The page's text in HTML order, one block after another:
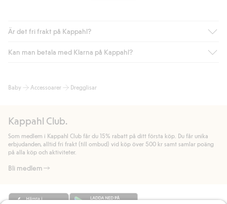
Är det fri frakt på Kappahl?
Är du medlem i Kappahl Club har du alltid gratis frakt till butik
automatik efter du loggat in och identifierats som medlem.
handlar för.
Läs mer
Kan man betala med Klarna på Kappahl?
bland annat faktura och swish men även andra betalningssätt.
allmänna villkor.
Läs mer
Baby Accessoarer Dregglisar
Kappahl Club.
Som medlem i Kappahl Club får du 15% rabatt på ditt första köp. Du får unika
erbjudanden, alltid fri frakt (till ombud) vid köp över 500 kr samt samlar poäng
på alla köp och aktiviteter.
Bli medlem